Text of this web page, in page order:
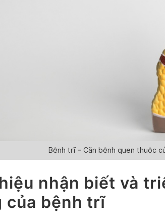
Bệnh trĩ – Căn bệnh quen thuộc
nhận biết và
của bệnh trĩ